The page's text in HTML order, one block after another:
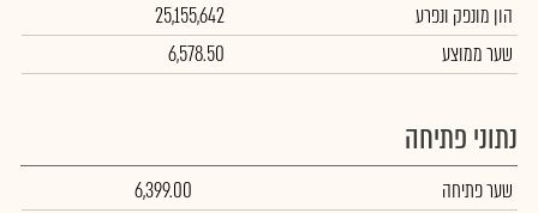
הון מונפק ונפרע
25,155,642
שער ממוצע
6,578.50
נתוני פתיחה
שער פתיחה
6,399.00